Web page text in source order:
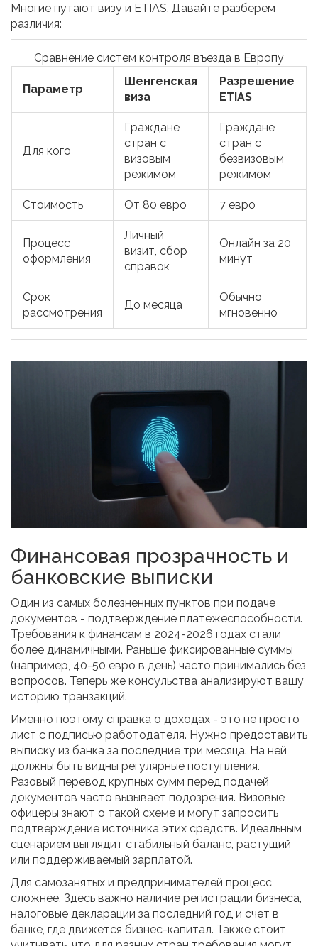
Многие путают визу и ETIAS. Давайте разберем
различия:
Сравнение систем контроля въезда в Европу
Параметр
Шенгенская
виза
Разрешение
ETIAS
Для кого
Граждане
стран с
визовым
режимом
Граждане
стран с
безвизовым
режимом
Стоимость От 80 евро 7 евро
Процесс
оформления
Личный
визит, сбор
справок
Онлайн за 20
минут
Срок
рассмотрения
До месяца
Обычно
мгновенно
Финансовая прозрачность и
банковские выписки
Один из самых болезненных пунктов при подаче
документов - подтверждение платежеспособности.
Требования к финансам в 2024-2026 годах стали
более динамичными. Раньше фиксированные суммы
(например, 40-50 евро в день) часто принимались без
вопросов. Теперь же консульства анализируют вашу
историю транзакций.
Именно поэтому справка о доходах - это не просто
лист с подписью работодателя. Нужно предоставить
выписку из банка за последние три месяца. На ней
должны быть видны регулярные поступления.
Разовый перевод крупных сумм перед подачей
документов часто вызывает подозрения. Визовые
офицеры знают о такой схеме и могут запросить
подтверждение источника этих средств. Идеальным
сценарием выглядит стабильный баланс, растущий
или поддерживаемый зарплатой.
Для самозанятых и предпринимателей процесс
сложнее. Здесь важно наличие регистрации бизнеса,
налоговые декларации за последний год и счет в
банке, где движется бизнес-капитал. Также стоит